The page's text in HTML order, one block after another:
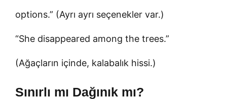
options.” (Ayrı ayrı seçenekler var.)
“She disappeared among the trees.”
(Ağaçların içinde, kalabalık hissi.)
Sınırlı mı Dağınık mı?